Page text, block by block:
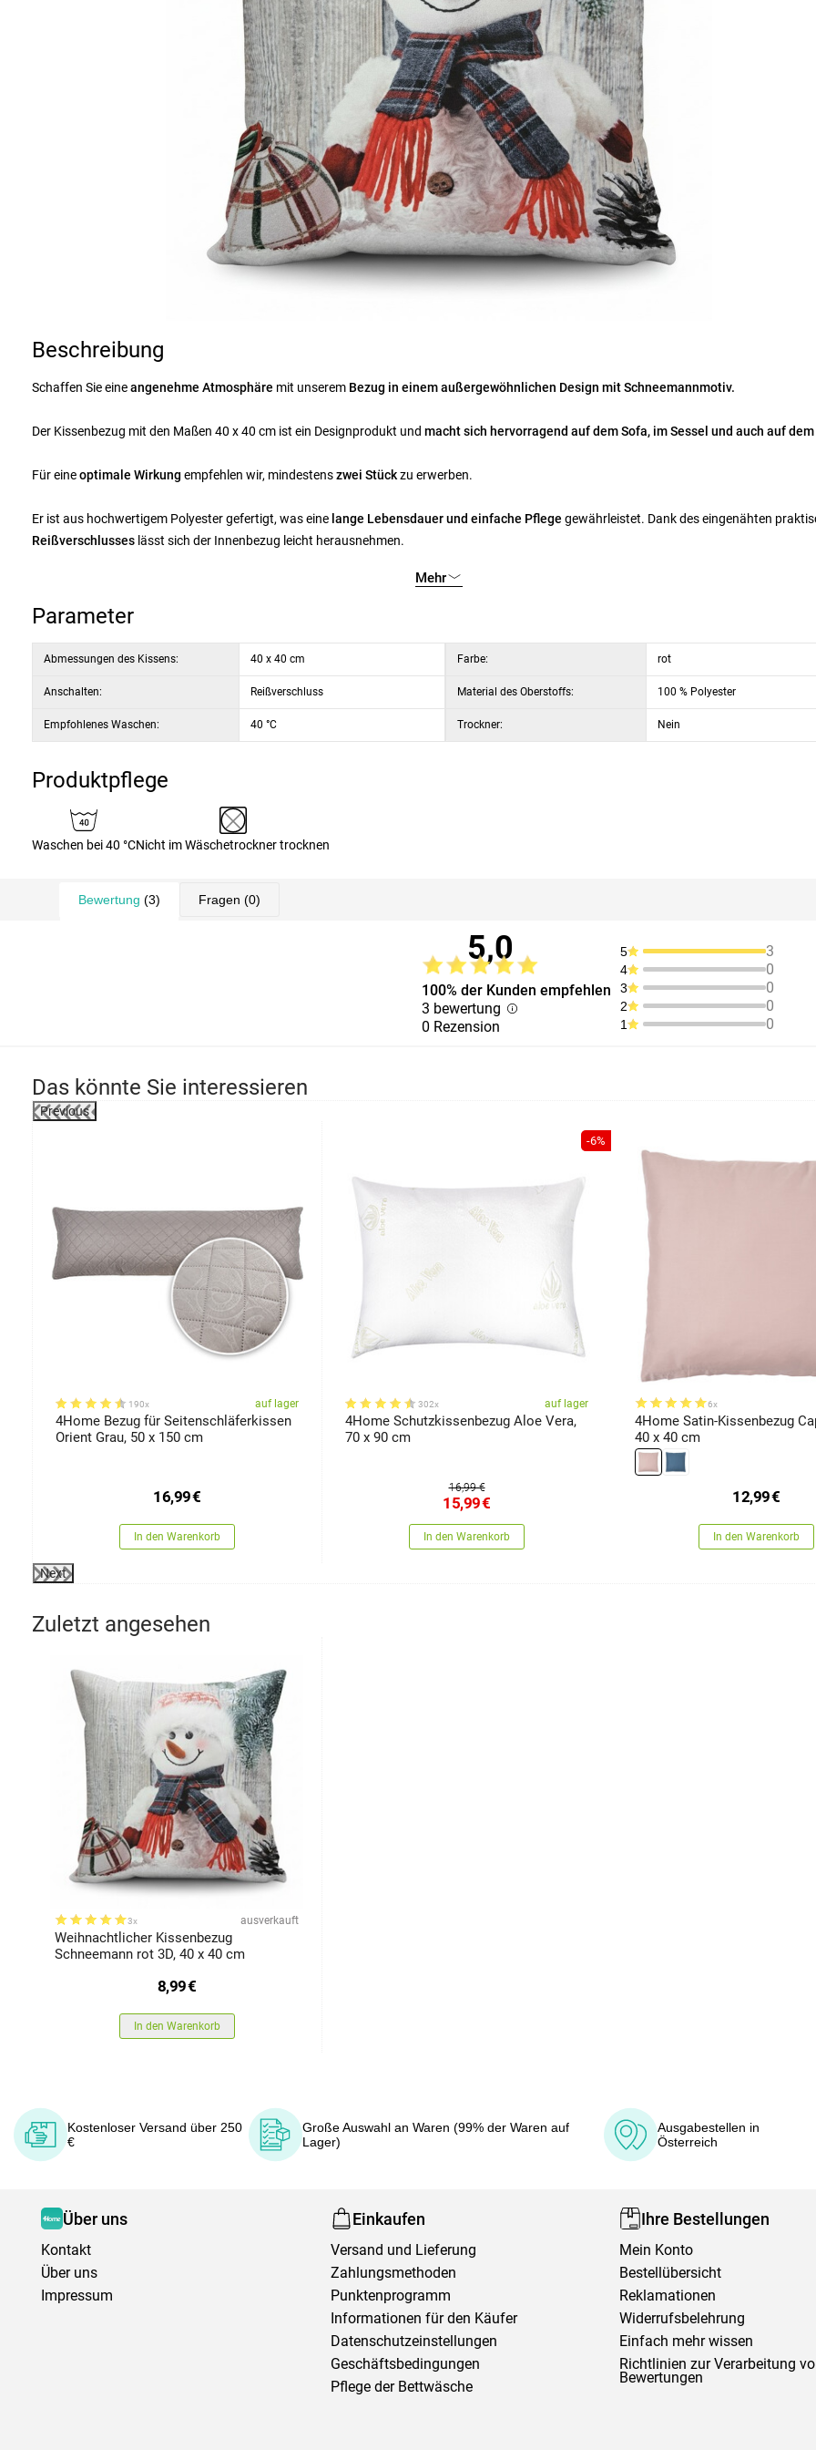
Beschreibung
Schaffen Sie eineangenehme Atmosphäre mit unserem Bezug in einem außergewöhnlichen Design mit Schneemannmotiv.
Der Kissenbezug mit den Maßen 40 x 40 cm ist ein Designprodukt und macht sich hervorragend auf dem Sofa, im Sessel und auch auf
Für eineoptimale Wirkung empfehlen wir, mindestenszwei Stückzu erwerben.
Er ist aus hochwertigem Polyester gefertigt, was eine lange Lebensdauer und einfache Pflege gewährleistet. Dank des eingenähten
Reißverschlusses lässt sich der Innenbezug leicht herausnehmen.
Mehr
Parameter
Abmessungen des Kissens: 40 x 40 cm
Anschalten: Reißverschluss
Empfohlenes Waschen: 40 °C
Farbe: rot
Material des Oberstoffs: 100 % Polyester
Trockner: Nein
Produktpflege
Waschen bei 40 °CNicht im Wäschetrockner trocknen
Bewertung (3) Fragen (0)
5,0
100% der Kunden empfehlen
3 bewertung
0 Rezension
5 3
4 0
3 0
2 0
1 0
Das könnte Sie interessieren
Previous
190x auf lager
4Home Bezug für Seitenschläferkissen
Orient Grau, 50 x 150 cm
16,99€
In den Warenkorb
-6%
302x auf lager
4Home Schutzkissenbezug Aloe Vera,
70 x 90 cm
16,99 €
15,99€
In den Warenkorb
6x
4Home Satin-Kissenbezug
40 x 40 cm
12,99€
In den Warenkorb
Next
Zuletzt angesehen
3x ausverkauft
Weihnachtlicher Kissenbezug
Schneemann rot 3D, 40 x 40 cm
8,99€
In den Warenkorb
Kostenloser Versand über 250
€
Große Auswahl an Waren (99% der Waren auf
Lager)
Ausgabestellen in
Österreich
Über uns
Kontakt
Über uns
Impressum
Einkaufen
Versand und Lieferung
Zahlungsmethoden
Punktenprogramm
Informationen für den Käufer
Datenschutzeinstellungen
Geschäftsbedingungen
Pflege der Bettwäsche
Ihre Bestellungen
Mein Konto
Bestellübersicht
Reklamationen
Widerrufsbelehrung
Einfach mehr wissen
Richtlinien zur Verarbeitung
Bewertungen